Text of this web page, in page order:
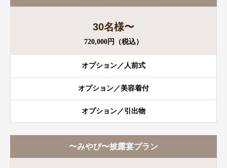
30名様〜
720,000円（税込）
オプション／人前式
オプション／美容着付
オプション／引出物
〜みやび〜披露宴プラン